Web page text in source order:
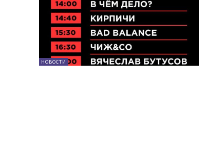
НОВОСТИ